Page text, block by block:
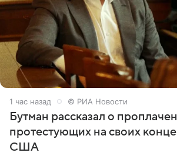
1 час назад © РИА Новости
Бутман рассказал о
протестующих на своих
США